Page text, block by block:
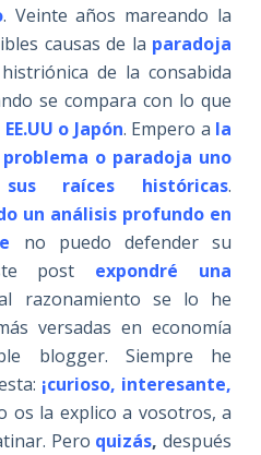
. Veinte años mareando la
causas de la paradoja
de la consabida
se compara con lo que
EE.UU o Japón. Empero a la
o paradoja uno
raíces históricas.
un análisis profundo en
no puedo defender su
post expondré una
razonamiento se lo he
versadas en economía
blogger. Siempre he
¡curioso, interesante,
os la explico a vosotros, a
Pero quizás, después